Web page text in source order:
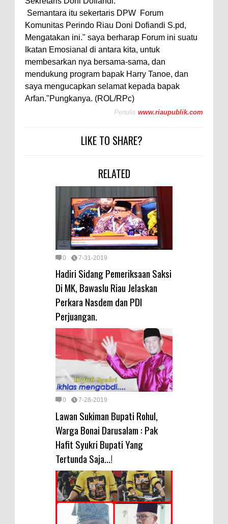
Semantara itu sekertaris DPW Forum
Komunitas Perindo Riau Doni Dofiandi S.pd,
Mengatakan ini." saya berharap Forum ini suatu
Ikatan Emosianal di antara kita, untuk
membesarkan nya bersama-sama, dan
mendukung program bapak Harry Tanoe, dan
saya mengucapkan selamat kepada bapak
Arfan."Pungkanya. (ROL/RPc)
Penulis www.riaupublik.com
LIKE TO SHARE?
RELATED
0 7-31-2019
Hadiri Sidang Pemeriksaan Saksi
Di MK, Bawaslu Riau Jelaskan
Perkara Nasdem dan PDI
Perjuangan.
0 7-28-2019
Lawan Sukiman Bupati Rohul,
Warga Bonai Darusalam : Pak
Hafit Syukri Bupati Yang
Tertunda Saja...!